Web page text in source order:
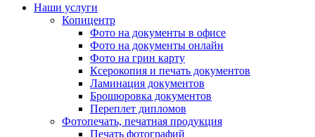
Наши услуги
Копицентр
Фото на документы в офисе
Фото на документы онлайн
Фото на грин карту
Ксерокопия и печать документов
Ламинация документов
Брошюровка документов
Переплет дипломов
Фотопечать, печатная продукция
Печать фотографий